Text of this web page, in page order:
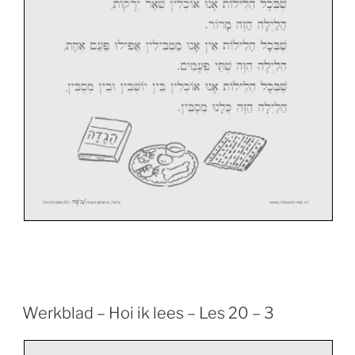
Hoi/wbles20/ משֶׁה/ manisjtana /xtra www.ikleesivriet.nl
Werkblad – Hoi ik lees – Les 20 – 3